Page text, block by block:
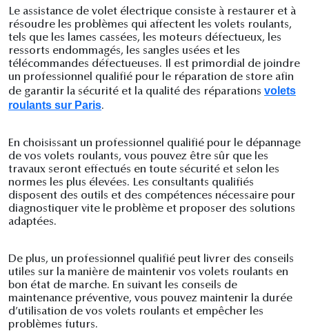
Le assistance de volet électrique consiste à restaurer et à
résoudre les problèmes qui affectent les volets roulants,
tels que les lames cassées, les moteurs défectueux, les
ressorts endommagés, les sangles usées et les
télécommandes défectueuses. Il est primordial de joindre
un professionnel qualifié pour le réparation de store afin
de garantir la sécurité et la qualité des réparations volets
roulants sur Paris.
En choisissant un professionnel qualifié pour le dépannage
de vos volets roulants, vous pouvez être sûr que les
travaux seront effectués en toute sécurité et selon les
normes les plus élevées. Les consultants qualifiés
disposent des outils et des compétences nécessaire pour
diagnostiquer vite le problème et proposer des solutions
adaptées.
De plus, un professionnel qualifié peut livrer des conseils
utiles sur la manière de maintenir vos volets roulants en
bon état de marche. En suivant les conseils de
maintenance préventive, vous pouvez maintenir la durée
d’utilisation de vos volets roulants et empêcher les
problèmes futurs.